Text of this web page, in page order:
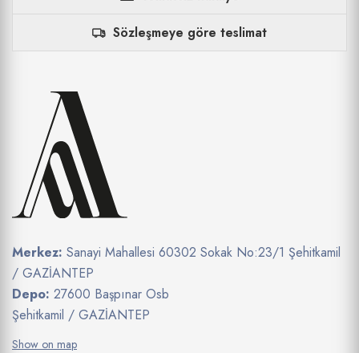
Sözleşmeye göre teslimat
Merkez: Sanayi Mahallesi 60302 Sokak No:23/1 Şehitkamil
/ GAZİANTEP
Depo: 27600 Başpınar Osb
Şehitkamil / GAZİANTEP
Show on map